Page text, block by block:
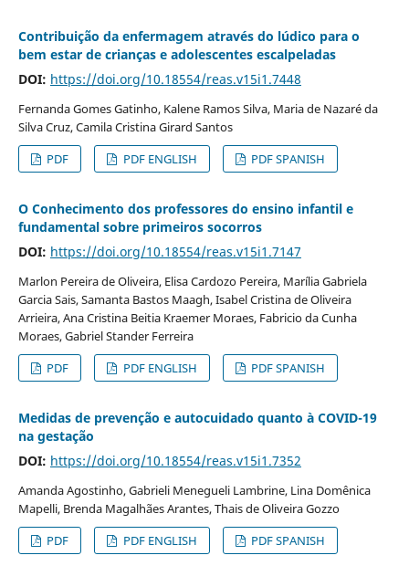
Contribuição da enfermagem através do lúdico para o
bem estar de crianças e adolescentes escalpeladas
DOI: https://doi.org/10.18554/reas.v15i1.7448
Fernanda Gomes Gatinho, Kalene Ramos Silva, Maria de Nazaré da
Silva Cruz, Camila Cristina Girard Santos
PDF
PDF ENGLISH PDF SPANISH
O Conhecimento dos professores do ensino infantil e
fundamental sobre primeiros socorros
DOI: https://doi.org/10.18554/reas.v15i1.7147
Marlon Pereira de Oliveira, Elisa Cardozo Pereira, Marília Gabriela
Garcia Sais, Samanta Bastos Maagh, Isabel Cristina de Oliveira
Arrieira, Ana Cristina Beitia Kraemer Moraes, Fabricio da Cunha
Moraes, Gabriel Stander Ferreira
PDF
PDF ENGLISH PDF SPANISH
Medidas de prevenção e autocuidado quanto à COVID-19
na gestação
DOI: https://doi.org/10.18554/reas.v15i1.7352
Amanda Agostinho, Gabrieli Menegueli Lambrine, Lina Domênica
Mapelli, Brenda Magalhães Arantes, Thais de Oliveira Gozzo
PDF
PDF ENGLISH PDF SPANISH